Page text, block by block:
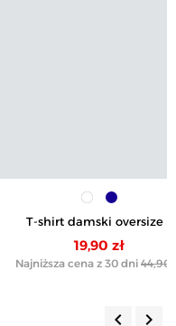
T-shirt damski oversize z
nadrukiem
19,90 zł
Najniższa cena z 30 dni 44,90
keyboard_arrow_left keyboard_arrow_right